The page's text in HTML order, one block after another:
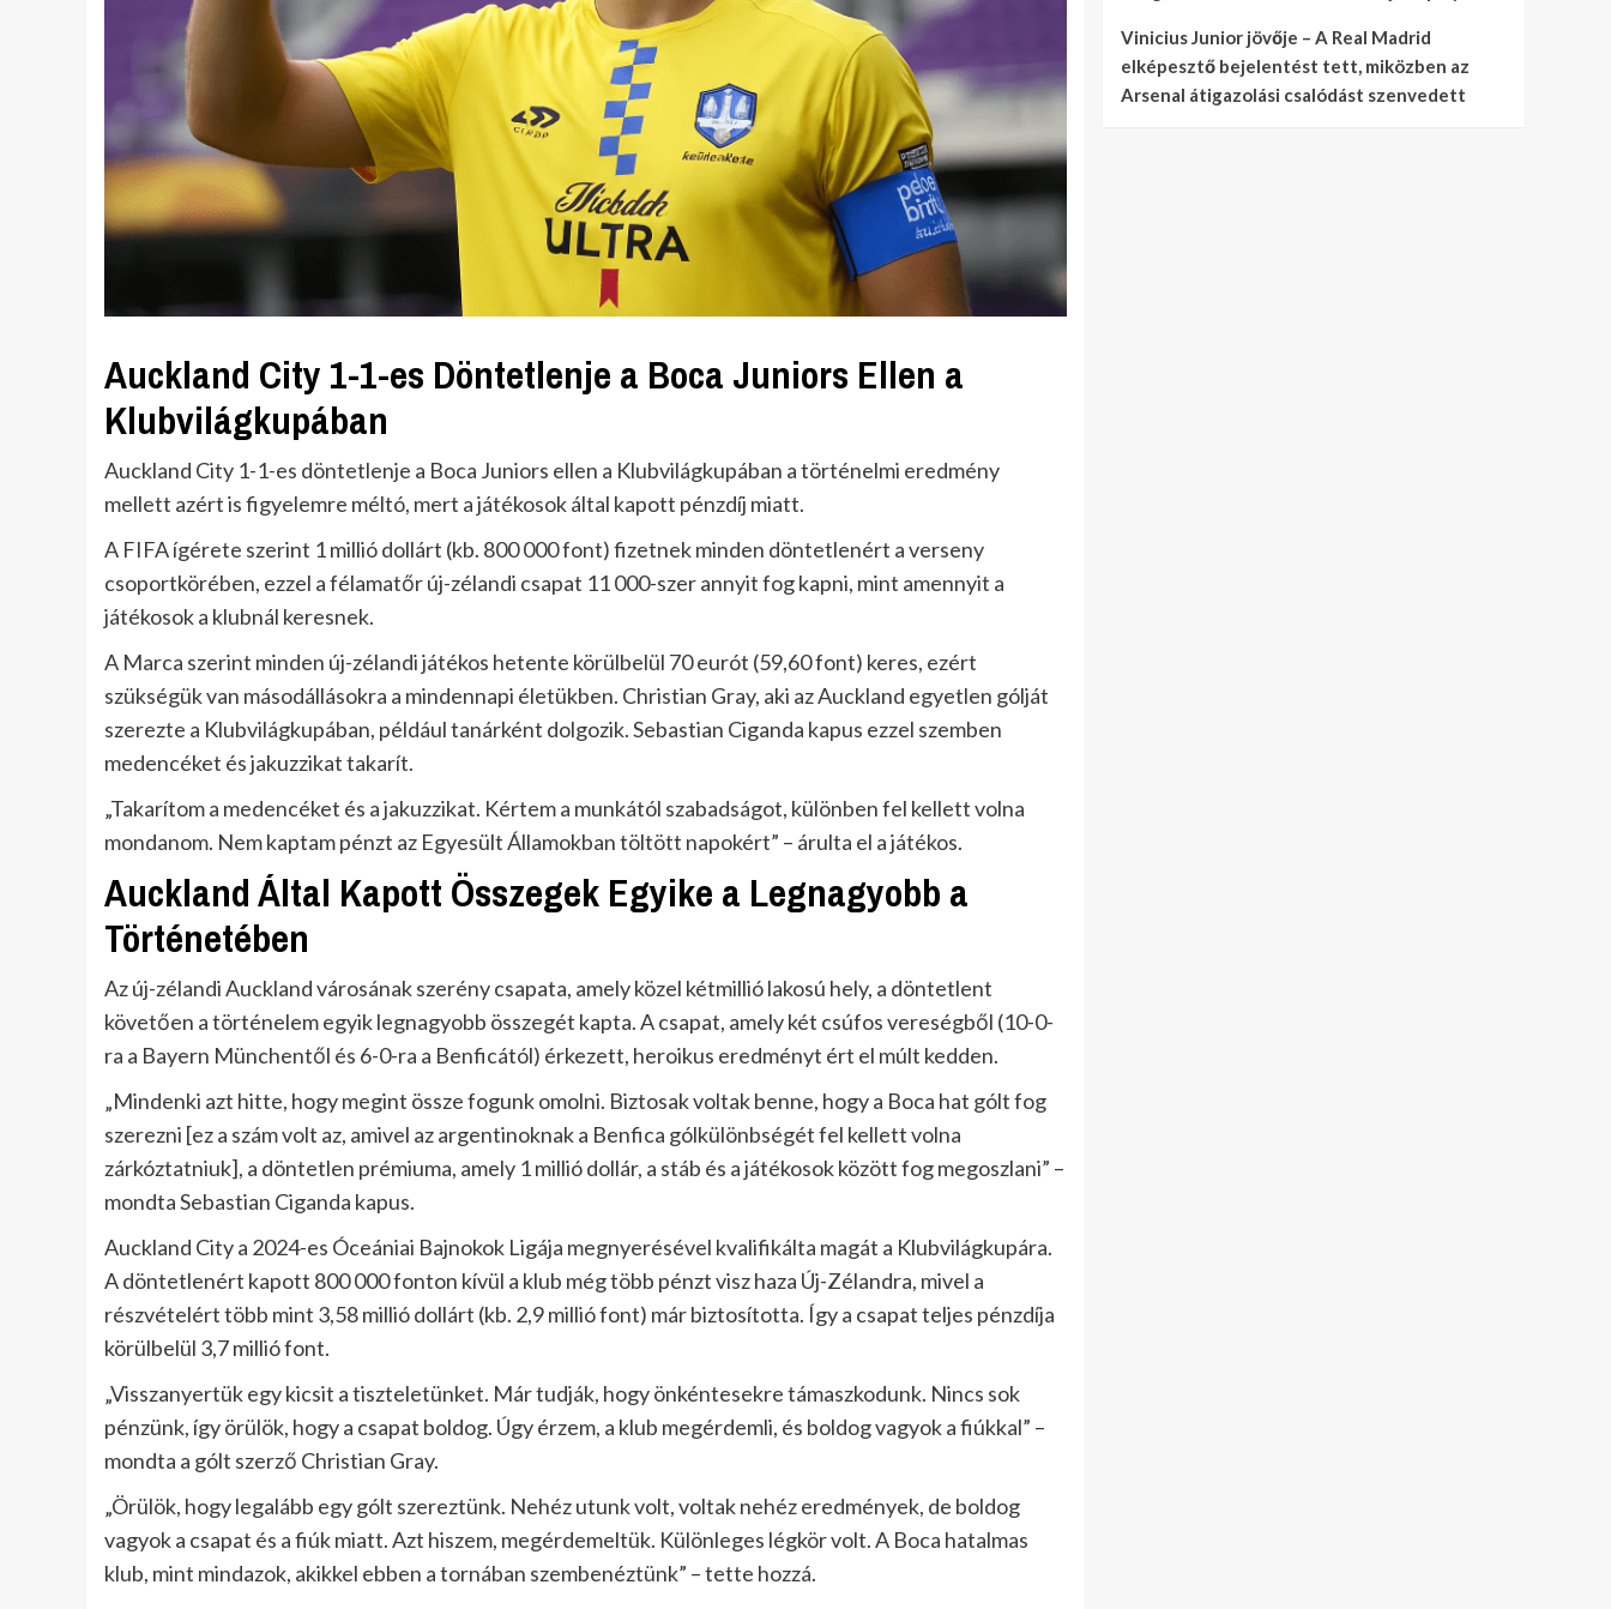
Auckland City 1-1-es Döntetlenje a Boca Juniors Ellen a
Klubvilágkupában
Auckland City 1-1-es döntetlenje a Boca Juniors ellen a Klubvilágkupában a történelmi eredmény
mellett azért is figyelemre méltó, mert a játékosok által kapott pénzdíj miatt.
A FIFA ígérete szerint 1 millió dollárt (kb. 800 000 font) fizetnek minden döntetlenért a verseny
csoportkörében, ezzel a félamatőr új-zélandi csapat 11 000-szer annyit fog kapni, mint amennyit a
játékosok a klubnál keresnek.
A Marca szerint minden új-zélandi játékos hetente körülbelül 70 eurót (59,60 font) keres, ezért
szükségük van másodállásokra a mindennapi életükben. Christian Gray, aki az Auckland egyetlen gólját
szerezte a Klubvilágkupában, például tanárként dolgozik. Sebastian Ciganda kapus ezzel szemben
medencéket és jakuzzikat takarít.
„Takarítom a medencéket és a jakuzzikat. Kértem a munkától szabadságot, különben fel kellett volna
mondanom. Nem kaptam pénzt az Egyesült Államokban töltött napokért” – árulta el a játékos.
Auckland Által Kapott Összegek Egyike a Legnagyobb a
Történetében
Az új-zélandi Auckland városának szerény csapata, amely közel kétmillió lakosú hely, a döntetlent
követően a történelem egyik legnagyobb összegét kapta. A csapat, amely két csúfos vereségből (10-0-
ra a Bayern Münchentől és 6-0-ra a Benficától) érkezett, heroikus eredményt ért el múlt kedden.
„Mindenki azt hitte, hogy megint össze fogunk omolni. Biztosak voltak benne, hogy a Boca hat gólt fog
szerezni [ez a szám volt az, amivel az argentinoknak a Benfica gólkülönbségét fel kellett volna
zárkóztatniuk], a döntetlen prémiuma, amely 1 millió dollár, a stáb és a játékosok között fog megoszlani” –
mondta Sebastian Ciganda kapus.
Auckland City a 2024-es Óceániai Bajnokok Ligája megnyerésével kvalifikálta magát a Klubvilágkupára.
A döntetlenért kapott 800 000 fonton kívül a klub még több pénzt visz haza Új-Zélandra, mivel a
részvételért több mint 3,58 millió dollárt (kb. 2,9 millió font) már biztosította. Így a csapat teljes pénzdíja
körülbelül 3,7 millió font.
„Visszanyertük egy kicsit a tiszteletünket. Már tudják, hogy önkéntesekre támaszkodunk. Nincs sok
pénzünk, így örülök, hogy a csapat boldog. Úgy érzem, a klub megérdemli, és boldog vagyok a fiúkkal” –
mondta a gólt szerző Christian Gray.
„Örülök, hogy legalább egy gólt szereztünk. Nehéz utunk volt, voltak nehéz eredmények, de boldog
vagyok a csapat és a fiúk miatt. Azt hiszem, megérdemeltük. Különleges légkör volt. A Boca hatalmas
klub, mint mindazok, akikkel ebben a tornában szembenéztünk” – tette hozzá.
Vinicius Junior jövője – A Real Madrid
elképesztő bejelentést tett, miközben az
Arsenal átigazolási csalódást szenvedett